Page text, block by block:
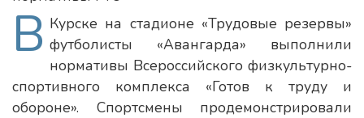
В Курске на стадионе «Трудовые резервы»
футболисты «Авангарда» выполнили
нормативы Всероссийского физкультурно-
спортивного комплекса «Готов к труду и
обороне». Спортсмены продемонстрировали